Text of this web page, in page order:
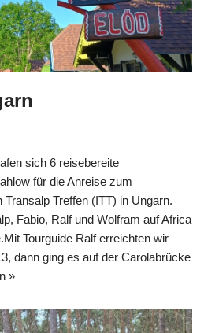
sich 6 reisebereite
für die Anreise zum
Treffen (ITT) in Ungarn.
Fabio, Ralf und Wolfram auf Africa
Tourguide Ralf erreichten wir
dann ging es auf der Carolabrücke
»